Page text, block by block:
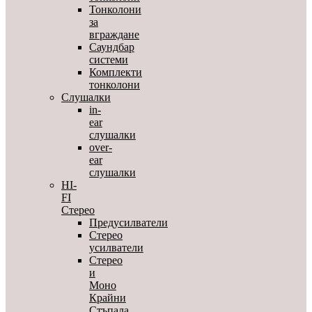
Тонколони
за
вграждане
Саундбар
системи
Комплекти
тонколони
Слушалки
in-
ear
слушалки
over-
ear
слушалки
HI-
FI
Стерео
Предусилватели
Стерео
усилватели
Стерео
и
Моно
Крайни